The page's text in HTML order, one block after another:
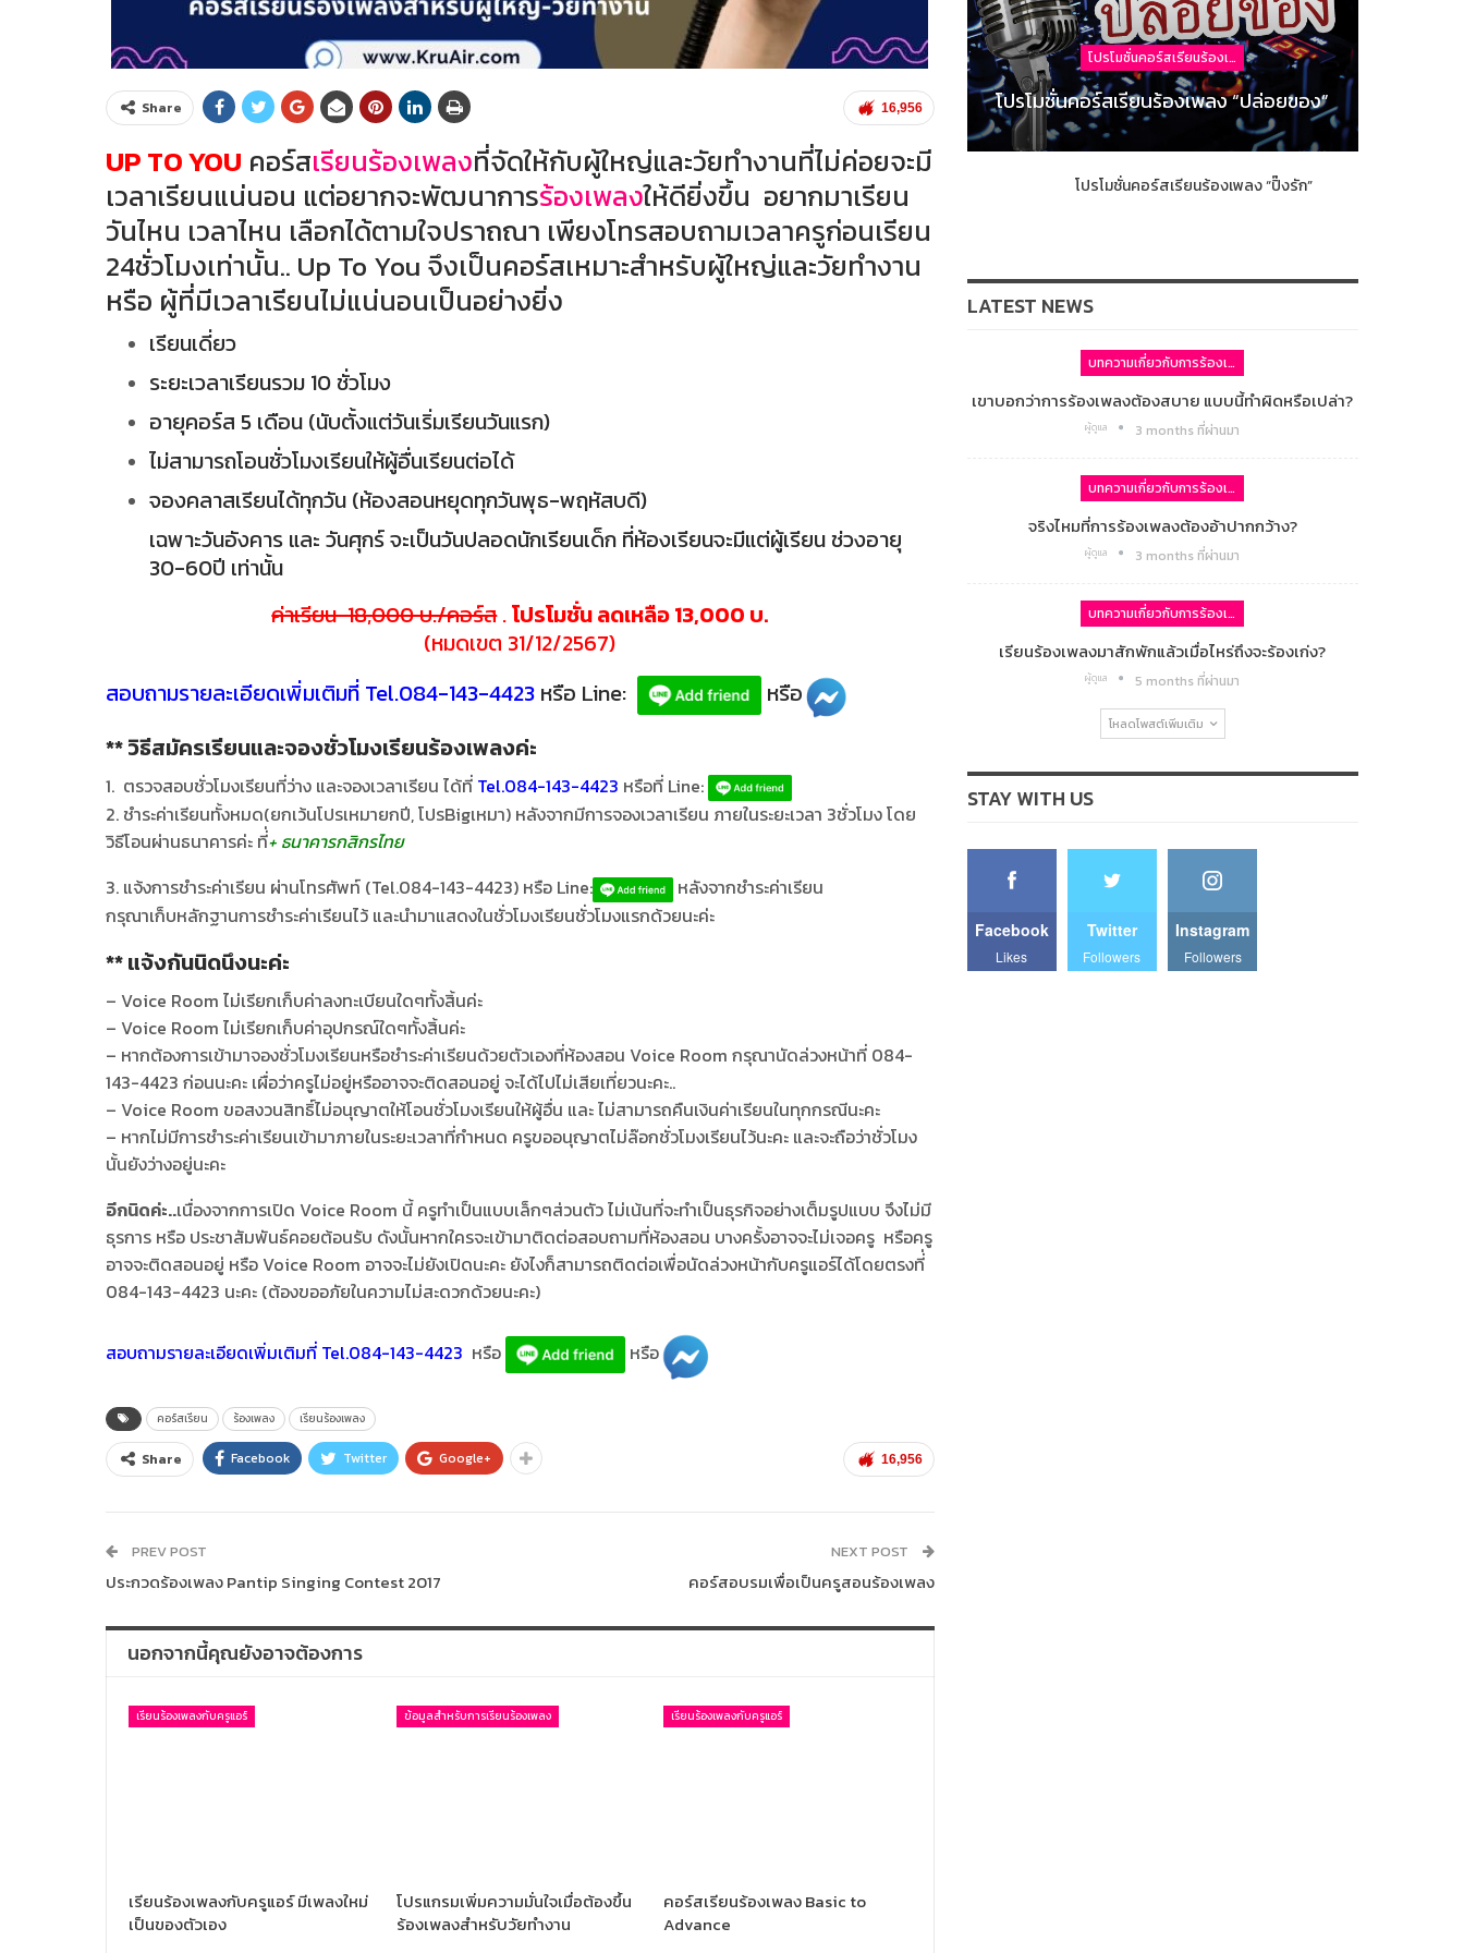
16,956
Share
UP TO YOU คอร์สเรียนร้องเพลงที่จัดให้กับผู้ใหญ่และวัยทำงานที่ไม่ค่อยจะมี
เวลาเรียนแน่นอน แต่อยากจะพัฒนาการร้องเพลงให้ดียิ่งขึ้น อยากมาเรียน
วันไหน เวลาไหน เลือกได้ตามใจปราถณา เพียงโทรสอบถามเวลาครูก่อนเรียน
24ชั่วโมงเท่านั้น.. Up To You จึงเป็นคอร์สเหมาะสำหรับผู้ใหญ่และวัยทำงาน
หรือ ผู้ที่มีเวลาเรียนไม่แน่นอนเป็นอย่างยิ่ง
เรียนเดี่ยว
ระยะเวลาเรียนรวม 10 ชั่วโมง
อายุคอร์ส 5 เดือน (นับตั้งแต่วันเริ่มเรียนวันแรก)
ไม่สามารถโอนชั่วโมงเรียนให้ผู้อื่นเรียนต่อได้
จองคลาสเรียนได้ทุกวัน (ห้องสอนหยุดทุกวันพุธ-พฤหัสบดี)
เฉพาะวันอังคาร และ วันศุกร์ จะเป็นวันปลอดนักเรียนเด็ก ที่ห้องเรียนจะมีแต่ผู้เรียน ช่วงอายุ
30-60ปี เท่านั้น
ค่าเรียน 18,000 บ./คอร์ส.โปรโมชั่น ลดเหลือ 13,000 บ.
(หมดเขต 31/12/2567)
สอบถามรายละเอียดเพิ่มเติมที่ Tel.084-143-4423 หรือ Line:
หรือ
** วิธีสมัครเรียนและจองชั่วโมงเรียนร้องเพลงค่ะ
1. ตรวจสอบชั่วโมงเรียนที่ว่าง และจองเวลาเรียน ได้ที่ Tel.084-143-4423 หรือที่ Line:
2. ชำระค่าเรียนทั้งหมด(ยกเว้นโปรเหมายกปี, โปรBigเหมา) หลังจากมีการจองเวลาเรียน ภายในระยะเวลา 3ชั่วโมง โดย
วิธีโอนผ่านธนาคารค่ะ ที่่+ ธนาคารกสิกรไทย
3. แจ้งการชำระค่าเรียน ผ่านโทรศัพท์ (Tel.084-143-4423) หรือ Line:
หลังจากชำระค่าเรียน
กรุณาเก็บหลักฐานการชำระค่าเรียนไว้ และนำมาแสดงในชั่วโมงเรียนชั่วโมงแรกด้วยนะค่ะ
** แจ้งกันนิดนึงนะค่ะ
– Voice Room ไม่เรียกเก็บค่าลงทะเบียนใดๆทั้งสิ้นค่ะ
– Voice Room ไม่เรียกเก็บค่าอุปกรณ์ใดๆทั้งสิ้นค่ะ
– หากต้องการเข้ามาจองชั่วโมงเรียนหรือชำระค่าเรียนด้วยตัวเองที่ห้องสอน Voice Room กรุณานัดล่วงหน้าที่ 084-
143-4423 ก่อนนะคะ เผื่อว่าครูไม่อยู่หรืออาจจะติดสอนอยู่ จะได้ไปไม่เสียเที่ยวนะคะ..
– Voice Room ขอสงวนสิทธิ์ไม่อนุญาตให้โอนชั่วโมงเรียนให้ผู้อื่น และ ไม่สามารถคืนเงินค่าเรียนในทุกกรณีนะคะ
– หากไม่มีการชำระค่าเรียนเข้ามาภายในระยะเวลาที่กำหนด ครูขออนุญาตไม่ล๊อกชั่วโมงเรียนไว้นะคะ และจะถือว่าชั่วโมง
นั้นยังว่างอยู่นะคะ
อีกนิดค่ะ..เนื่องจากการเปิด Voice Room นี้ ครูทำเป็นแบบเล็กๆส่วนตัว ไม่เน้นที่จะทำเป็นธุรกิจอย่างเต็มรูปแบบ จึงไม่มี
ธุรการ หรือ ประชาสัมพันธ์คอยต้อนรับ ดังนั้นหากใครจะเข้ามาติดต่อสอบถามที่ห้องสอน บางครั้งอาจจะไม่เจอครู หรือครู
อาจจะติดสอนอยู่ หรือ Voice Room อาจจะไม่ยังเปิดนะคะ ยังไงก็สามารถติดต่อเพื่อนัดล่วงหน้ากับครูแอร์ได้โดยตรงที่่
084-143-4423 นะคะ (ต้องขออภัยในความไม่สะดวกด้วยนะคะ)
สอบถามรายละเอียดเพิ่มเติมที่ Tel.084-143-4423 หรือ หรือ
คอร์สเรียน ร้องเพลง เรียนร้องเพลง
16,956
Share Facebook Twitter Google+
PREV POST
ประกวดร้องเพลง Pantip Singing Contest 2017
NEXT POST
คอร์สอบรมเพื่อเป็นครูสอนร้องเพลง
นอกจากนี้คุณยังอาจต้องการ
เรียนร้องเพลงกับครูแอร์
เรียนร้องเพลงกับครูแอร์ มีเพลงใหม่
เป็นของตัวเอง
ข้อมูลสำหรับการเรียนร้องเพลง
โปรแกรมเพิ่มความมั่นใจเมื่อต้องขึ้น
ร้องเพลงสำหรับวัยทำงาน
เรียนร้องเพลงกับครูแอร์
คอร์สเรียนร้องเพลง Basic to
Advance
โปรโมชั่นคอร์สเรียนร้องเพลง
โปรโมชั่นคอร์สเรียนร้องเพลง “ปล่อยของ”
โปรโมชั่นคอร์สเรียนร้องเพลง “ปิ๊งรัก”
LATEST NEWS
บทความเกี่ยวกับการร้องเพลง
เขาบอกว่าการร้องเพลงต้องสบาย แบบนี้ทำผิดหรือเปล่า?
ผู้ดูแล 3 months ที่ผ่านมา
บทความเกี่ยวกับการร้องเพลง
จริงไหมที่การร้องเพลงต้องอ้าปากกว้าง?
ผู้ดูแล 3 months ที่ผ่านมา
บทความเกี่ยวกับการร้องเพลง
เรียนร้องเพลงมาสักพักแล้วเมื่อไหร่ถึงจะร้องเก่ง?
ผู้ดูแล 5 months ที่ผ่านมา
โหลดโพสต์เพิ่มเติม
STAY WITH US
Facebook
Likes
Twitter
Followers
Instagram
Followers